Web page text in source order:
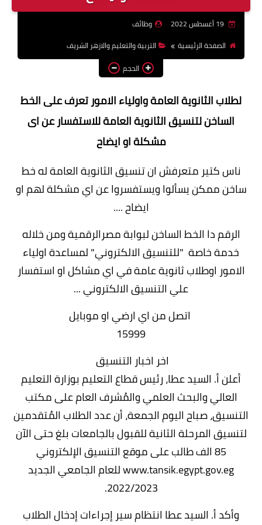
وظائف
الصفحة الرئيسية
التربية والتعليم والازهر الشريف
الحجم
لطلاب الثانوية العامة واولياء الامور تعرف على الخط
الساخن لتنسيق الثانوية العامة للاستفسار عن اى
مشكلة او ايضاح
ناس كتير متعرفش ان تنسيق الثانوية العامة له خط
ساخن ممكن يسألوا ويستفسروا عن اي مشكلة لهم او
ايضاح ....
الرقم دا الخط الساخن لبوابة مصرالرقمية ومن خلاله
خدمة خاصة "للتنسيق الالكتروني" لمساعدة اولياء
الامور اوطلاب ثانوية عامة في اي مشاكل او استفسار
علي التنسيق الالكتروني ...
اتصل من اي ارضي او موبايل
15999
اخر اخبار التنسيق
أعلن أ. السيد عطا، رئيس قطاع التعليم بوزارة التعليم
العالي والبحث العلمي والمُشرف العام على مكتب
التنسيق، صباح اليوم الجمعة، أن عدد الطلاب المُتقدمين
لتنسيق المرحلة الثانية للقبول بالجامعات بلغ حتى الآن
85 الف طالب على موقع التنسيق الإلكتروني
www.tansik.egypt.gov.egللعام الجامعي الجديد
2022/2023.
وأكد أ. السيد عطا انتظام سير إجراءات إدخال الطلاب